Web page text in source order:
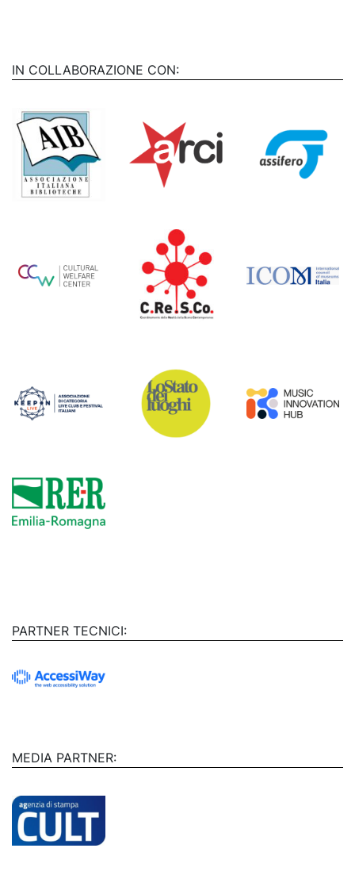
IN COLLABORAZIONE CON:
PARTNER TECNICI:
MEDIA PARTNER: